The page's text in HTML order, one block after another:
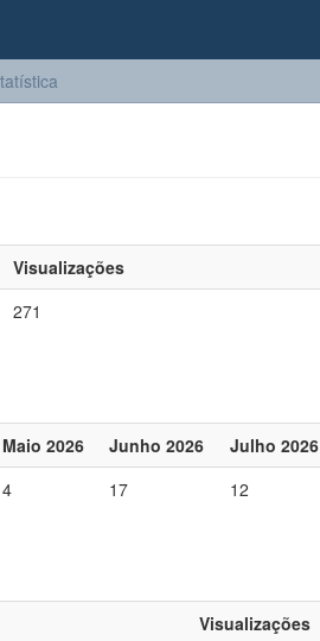
Visualizações
271
Maio 2026 Junho 2026 Julho 2026
4 17 12
Visualizações